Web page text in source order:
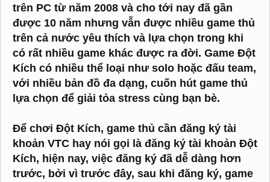
trên PC từ năm 2008 và cho tới nay đã gần
được 10 năm nhưng vẫn được nhiều game thủ
trên cả nước yêu thích và lựa chọn trong khi
có rất nhiều game khác được ra đời. Game Đột
Kích có nhiều thể loại như solo hoặc đấu team,
với nhiều bản đồ đa dạng, cuốn hút game thủ
lựa chọn để giải tỏa stress cùng bạn bè.
Để chơi Đột Kích, game thủ cần đăng ký tài
khoản VTC hay nói gọi là đăng ký tài khoản Đột
Kích, hiện nay, việc đăng ký đã dễ dàng hơn
trước, bởi vì trước đây, sau khi đăng ký, game